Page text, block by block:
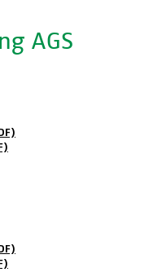
AGS